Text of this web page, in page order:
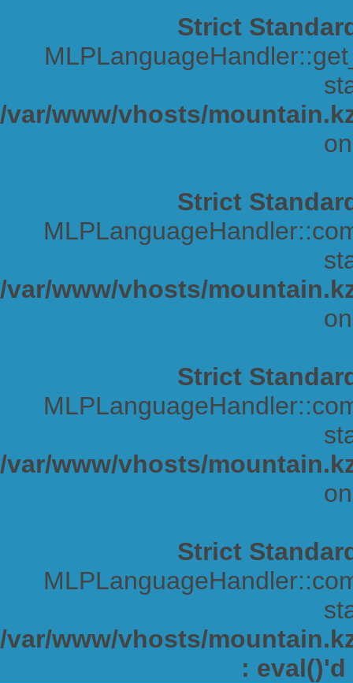
Strict
/var/www/vhosts/
Strict
/var/www/vhosts/
Strict
/var/www/vhosts/
Strict
/var/www/vhosts/
: